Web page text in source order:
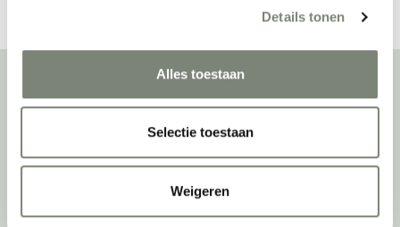
Details tonen
Alles toestaan
Selectie toestaan
Weigeren
Als grootste onafhankelijke projectinrichter én expert op het gebied
passie en enthousiasme in om juist dat voor onze klanten te
realiseren: de allerbeste werkomgeving. En dat doen we niet alleen